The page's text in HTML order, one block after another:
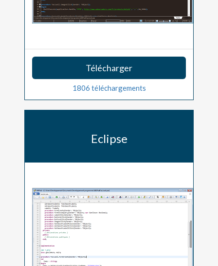
Télécharger
1806 téléchargements
Eclipse